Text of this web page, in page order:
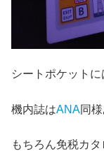
シートポケット
機内誌はANA同
もちろん免税カ